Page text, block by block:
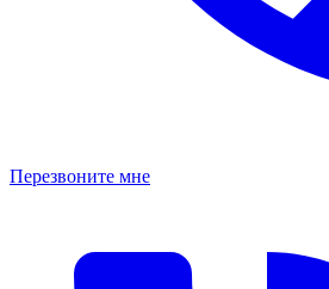
Перезвоните мне